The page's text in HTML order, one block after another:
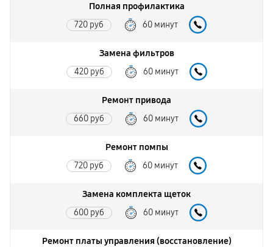
Полная профилактика
720 руб 60 минут
Замена фильтров
420 руб 60 минут
Ремонт привода
660 руб 60 минут
Ремонт помпы
720 руб 60 минут
Замена комплекта щеток
600 руб 60 минут
Ремонт платы управления (восстановление)